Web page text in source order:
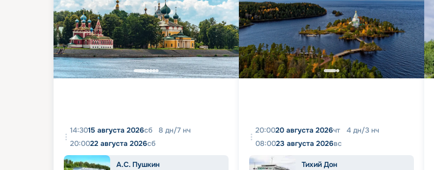
14:3015 августа 2026сб 8 дн/7 нч
20:0022 августа 2026сб
А.С. Пушкин
20:0020 августа 2026чт 4 дн/3 нч
08:0023 августа 2026вс
Тихий Дон